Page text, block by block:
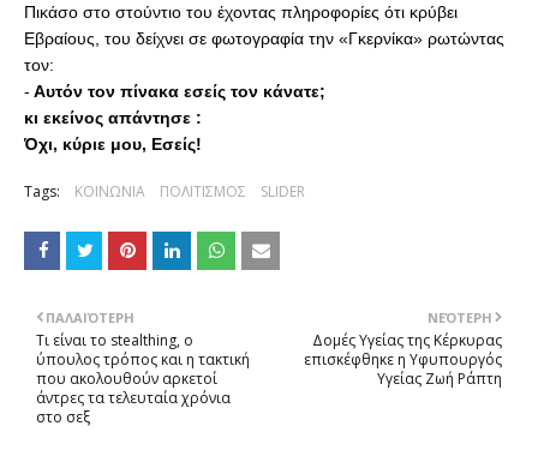
Πικάσο στο στούντιο του έχοντας πληροφορίες ότι κρύβει
Εβραίους, του δείχνει σε φωτογραφία την «Γκερνίκα» ρωτώντας
τον:
- Αυτόν τον πίνακα εσείς τον κάνατε;
κι εκείνος απάντησε :
Όχι, κύριε μου, Εσείς!
Tags: ΚΟΙΝΩΝΙΑ ΠΟΛΙΤΙΣΜΟΣ SLIDER
ΝΕΌΤΕΡΗ
Δομές Υγείας της Κέρκυρας
επισκέφθηκε η Υφυπουργός
Υγείας Ζωή Ράπτη
ΠΑΛΑΙΌΤΕΡΗ
Τι είναι το stealthing, ο
ύπουλος τρόπος και η τακτική
που ακολουθούν αρκετοί
άντρες τα τελευταία χρόνια
στο σεξ